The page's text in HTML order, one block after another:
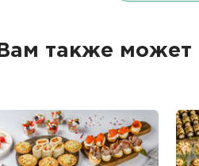
Вам также может